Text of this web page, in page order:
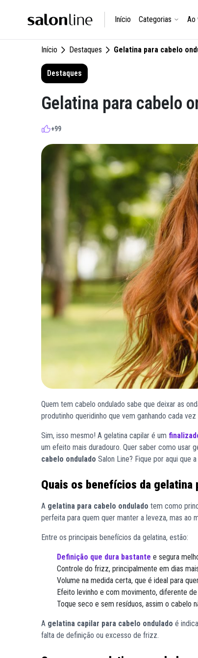
Início Categorias Ao
Início Destaques Gelatina para cabelo
Destaques
Gelatina para cabelo
+99
Quem tem cabelo ondulado sabe que deixar as
produtinho queridinho que vem ganhando cada
Sim, isso mesmo! A gelatina capilar é um
um efeito mais duradouro. Quer saber como usar
cabelo ondulado Salon Line? Fique por aqui que
Quais os benefícios da gelatina
A gelatina para cabelo ondulado tem como
perfeita para quem quer manter a leveza, mas ao
Entre os principais benefícios da gelatina, estão:
Definição que dura bastante e segura
Controle do frizz, principalmente em dias
Volume na medida certa, que é ideal para
Efeito levinho e com movimento, diferente
Toque seco e sem resíduos, assim o cabelo
A gelatina capilar para cabelo ondulado é
falta de definição ou excesso de frizz.